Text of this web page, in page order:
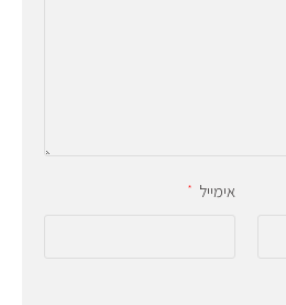
אימייל *